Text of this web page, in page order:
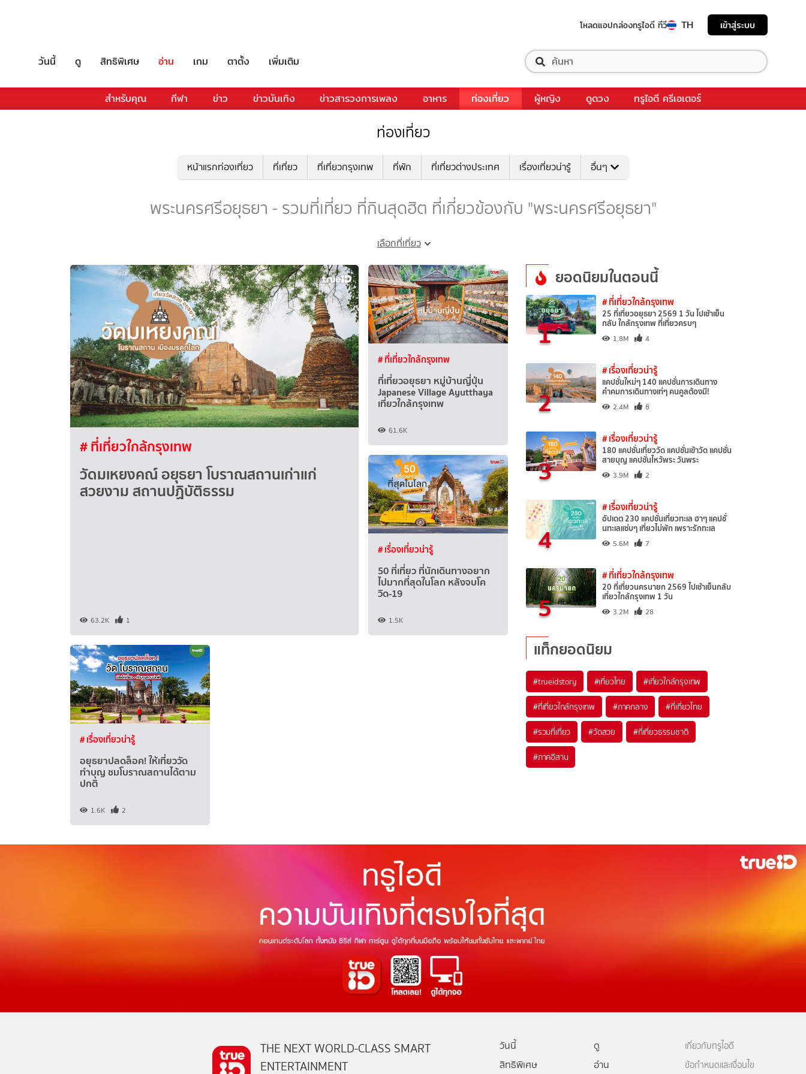
โหลดแอปกล่องทรูไอดี ทีวี TH เข้าสู่ระบบ
วันนี้ ดู สิทธิพิเศษ อ่าน เกม ตาตั้ง เพิ่มเติม
สำหรับคุณ กีฬา ข่าว ข่าวบันเทิง ข่าวสารวงการเพลง อาหาร ท่องเที่ยว ผู้หญิง ดูดวง ทรูไอดี ครีเอเตอร์
ท่องเที่ยว
หน้าแรกท่องเที่ยว ที่เที่ยว ที่เที่ยวกรุงเทพ ที่พัก ที่เที่ยวต่างประเทศ เรื่องเที่ยวน่ารู้ อื่นๆ
พระนครศรีอยุธยา - รวมที่เที่ยว ที่กินสุดฮิต ที่เกี่ยวข้องกับ "พระนครศรีอยุธยา"
เลือกที่เที่ยว
# ที่เที่ยวใกล้กรุงเทพ
วัดมเหยงคณ์ อยุธยา โบราณสถานเก่าแก่
สวยงาม สถานปฏิบัติธรรม
63.2K 1
# ที่เที่ยวใกล้กรุงเทพ
ที่เที่ยวอยุธยา หมู่บ้านญี่ปุ่น
Japanese Village Ayutthaya
เที่ยวใกล้กรุงเทพ
61.6K
# เรื่องเที่ยวน่ารู้
50 ที่เที่ยว ที่นักเดินทางอยาก
ไปมากที่สุดในโลก หลังจบโค
วิด-19
1.5K
# เรื่องเที่ยวน่ารู้
อยุธยาปลดล็อค! ให้เที่ยววัด
ทำบุญ ชมโบราณสถานได้ตาม
ปกติ
1.6K 2
ยอดนิยมในตอนนี้
1
# ที่เที่ยวใกล้กรุงเทพ
25 ที่เที่ยวอยุธยา 2569 1 วัน ไปเช้าเย็น
กลับ ใกล้กรุงเทพ ที่เที่ยวครบๆ
1.8M 4
2
# เรื่องเที่ยวน่ารู้
แคปชั่นใหม่ๆ 140 แคปชั่นการเดินทาง
คำคมการเดินทางเท่ๆ คนคูลต้องมี!
2.4M 8
3
# เรื่องเที่ยวน่ารู้
180 แคปชั่นเที่ยววัด แคปชั่นเข้าวัด แคปชั่น
สายบุญ แคปชั่นไหว้พระ วันพระ
3.9M 2
4
# เรื่องเที่ยวน่ารู้
อัปเดต 230 แคปชั่นเที่ยวทะเล ฮาๆ แคปชั่
นทะเลแซ่บๆ เที่ยวไม่พัก เพราะรักทะเล
5.6M 7
5
# ที่เที่ยวใกล้กรุงเทพ
20 ที่เที่ยวนครนายก 2569 ไปเช้าเย็นกลับ
เที่ยวใกล้กรุงเทพ 1 วัน
3.2M 28
แท็กยอดนิยม
#trueidstory #เที่ยวไทย #เที่ยวใกล้กรุงเทพ
#ที่เที่ยวใกล้กรุงเทพ #ภาคกลาง #ที่เที่ยวไทย
#รวมที่เที่ยว #วัดสวย #ที่เที่ยวธรรมชาติ
#ภาคอีสาน
THE NEXT WORLD-CLASS SMART
ENTERTAINMENT
วันนี้
ดู
สิทธิพิเศษ
อ่าน
เกี่ยวกับทรูไอดี
ข้อกำหนดและเงื่อนไข